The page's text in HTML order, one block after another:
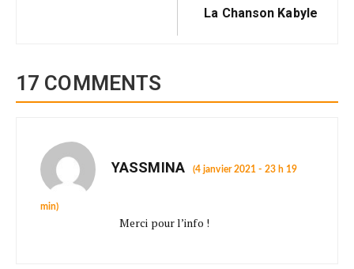
La Chanson Kabyle
17 COMMENTS
YASSMINA (4 janvier 2021 - 23 h 19
min)
Merci pour l’info !